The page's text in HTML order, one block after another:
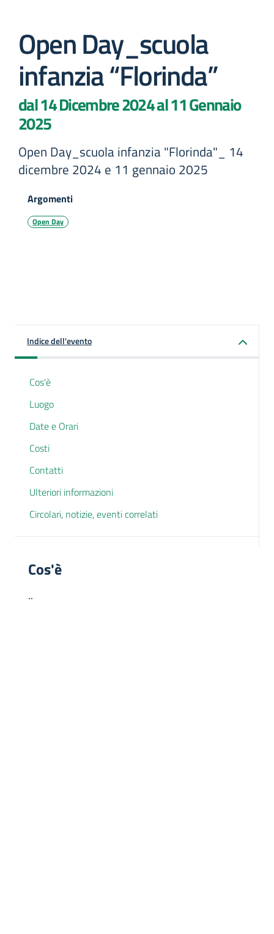
Open Day_scuola
infanzia “Florinda”
dal 14 Dicembre 2024 al 11 Gennaio
2025
Open Day_scuola infanzia "Florinda"_ 14
dicembre 2024 e 11 gennaio 2025
Argomenti
Open Day
Indice dell'evento
Cos'è
Luogo
Date e Orari
Costi
Contatti
Ulteriori informazioni
Circolari, notizie, eventi correlati
Cos'è
..